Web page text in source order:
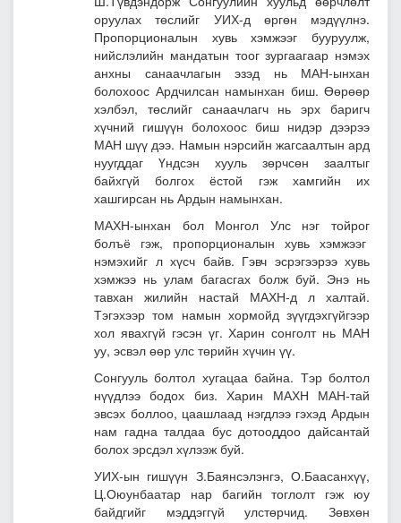
оруулах төслийг УИХ-д өргөн мэдүүлнэ.
Пропорционалын хувь хэмжээг бууруулж,
нийслэлийн мандатын тоог зургаагаар нэмэх
анхны санаачлагын эзэд нь МАН-ынхан
болохоос Ардчилсан намынхан биш. Өөрөөр
хэлбэл, төслийг санаачлагч нь эрх баригч
хүчний гишүүн болохоос биш нидэр дээрээ
МАН шүү дээ. Намын нэрсийн жагсаалтын ард
нуугддаг Үндсэн хууль зөрчсөн заалтыг
байхгүй болгох ёстой гэж хамгийн их
хашгирсан нь Ардын намынхан.
МАХН-ынхан бол Монгол Улс нэг тойрог
болъё гэж, пропорционалын хувь хэмжээг
нэмэхийг л хүсч байв. Гэвч эсрэгээрээ хувь
хэмжээ нь улам багасгах болж буй. Энэ нь
тавхан жилийн настай МАХН-д л халтай.
Тэгэхээртом намын хормойд зүүгдэхгүйгээр
хол явахгүй гэсэн үг. Харин сонголт нь МАН
уу, эсвэл өөр улс төрийн хүчин үү.
Сонгууль болтол хугацаа байна. Тэр болтол
нүүдлээ бодох биз. Харин МАХН МАН-тай
эвсэх боллоо, цаашлаад нэгдлээ гэхэд Ардын
нам гадна талдаа бус дотооддоо дайсантай
болох эрсдэл хүлээж буй.
УИХ-ын гишүүн З.Баянсэлэнгэ, О.Баасанхүү,
Ц.Оюунбаатар нар багийн тоглолт гэж юу
байдгийг мэддэггүй улстөрчид. Зөвхөн